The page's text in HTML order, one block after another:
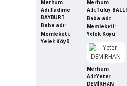
Merhum
Adı:Fadime
BAYBURT
Baba adı:
Memleketi:
Yelek Köyü
Merhum
Adı:Tülüy BALLI
Baba adı:
Memleketi:
Yelek Köyü
Merhum
Adı:Yeter
DEMİRHAN